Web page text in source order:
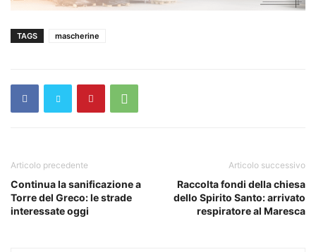
TAGS mascherine
Articolo precedente
Continua la sanificazione a
Torre del Greco: le strade
interessate oggi
Articolo successivo
Raccolta fondi della chiesa
dello Spirito Santo: arrivato
respiratore al Maresca